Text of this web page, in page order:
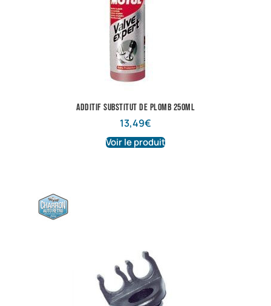
additif substitut de plomb 250ML
13,49€
Voir le produit